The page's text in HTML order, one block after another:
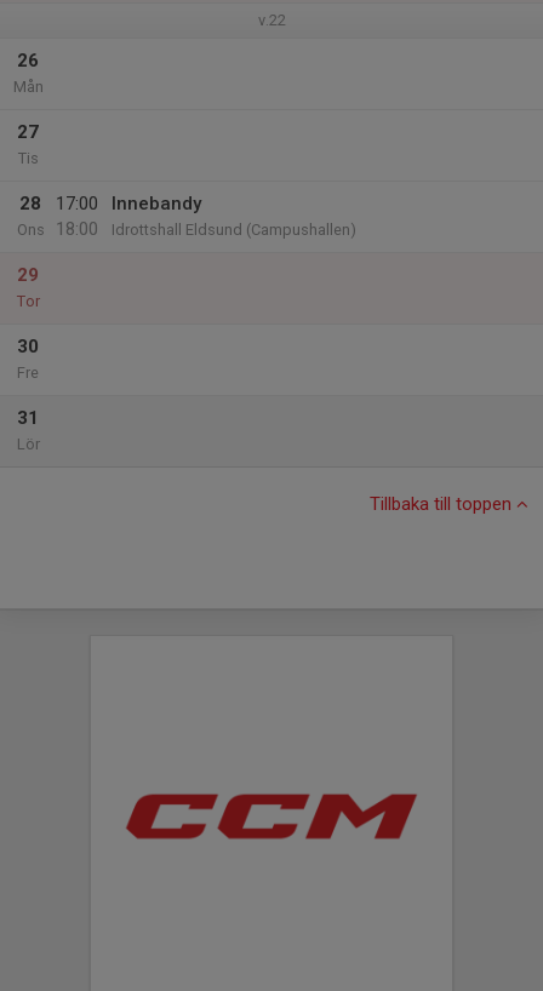
v.22
26
Mån
27
Tis
28
Ons
17:00
18:00
Innebandy
Idrottshall Eldsund (Campushallen)
29
Tor
30
Fre
31
Lör
Tillbaka till toppen